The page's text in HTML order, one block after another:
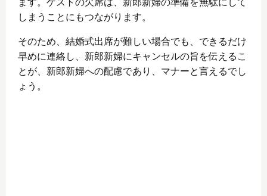
しまうことにもつながります。
そのため、結婚式出席が難しい場合でも、できるだけ
早めに連絡し、新郎新婦にキャンセルの旨を伝えるこ
とが、新郎新婦への配慮であり、マナーと言えるでし
ょう。